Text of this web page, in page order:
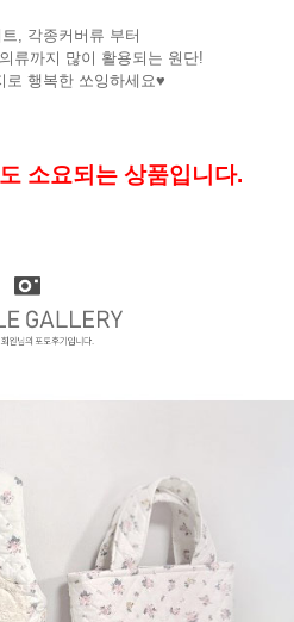
, 각종커버류 부터
류까지 많이 활용되는 원단!
로 행복한 쏘잉하세요♥
소요되는 상품입니다.